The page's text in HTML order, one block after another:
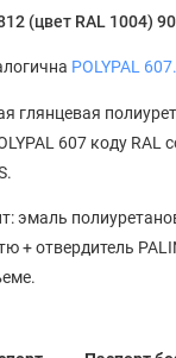
(цвет RAL 1004)
POLYPAL
глянцевая
607 коду RAL
эмаль
+ отвердитель